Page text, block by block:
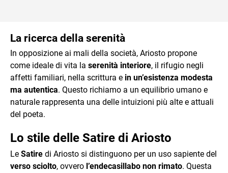
La ricerca della serenità
In opposizione ai mali della società, Ariosto propone
come ideale di vita la serenità interiore, il rifugio negli
affetti familiari, nella scrittura e in un’esistenza modesta
ma autentica. Questo richiamo a un equilibrio umano e
naturale rappresenta una delle intuizioni più alte e attuali
del poeta.
Lo stile delle Satire di Ariosto
Le Satire di Ariosto si distinguono per un uso sapiente del
verso sciolto, ovvero l’endecasillabo non rimato. Questa